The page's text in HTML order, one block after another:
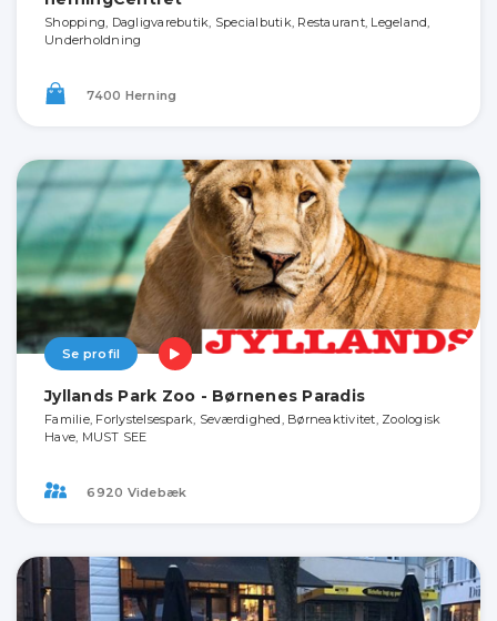
Shopping, Dagligvarebutik, Specialbutik, Restaurant, Legeland,
Underholdning
7400 Herning
Se profil
Jyllands Park Zoo - Børnenes Paradis
Familie, Forlystelsespark, Seværdighed, Børneaktivitet, Zoologisk
Have, MUST SEE
6920 Videbæk